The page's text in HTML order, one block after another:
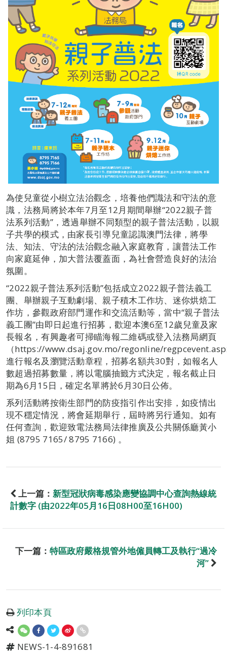
為使兒童從小樹立法治觀念，培養他們識法和守法的意
識，法務局將於本年7月至12月期間舉辦“2022親子普
法系列活動”，透過舉辦不同類型的親子普法活動，以親
子共學的模式，由家長引導兒童認識澳門法律，將學
法、知法、守法的法治觀念融入家庭教育，讓普法工作
向家庭延伸，加大普法覆蓋面，為社會營造良好的法治
氛圍。
“2022親子普法系列活動”包括成立2022親子普法義工
團、舉辦親子互動劇場、親子積木工作坊、迷你烘焙工
作坊，參觀政府部門運作和交流活動等，當中“親子普法
義工團”由即日起進行招募，歡迎本澳6至12歲兒童及家
長報名，有興趣者可掃瞄海報二維碼或登入法務局網頁
（https://www.dsaj.gov.mo/regonline/
進行報名及瀏覽活動章程，招募名額共30對，如報名人
數超過招募數量，將以電腦抽籤方式決定，報名截止日
期為6月15日，確定名單將於6月30日公佈。
系列活動將按衛生部門的防疫指引作出安排，如疫情出
現不穩定情況，將會延期舉行，屆時將另行通知。如有
任何查詢，歡迎致電法務局法律推廣及公共關係廳黃小
姐 (8795 7165/ 8795 7166) 。
上一篇： 新型冠狀病毒感染應變協調中心查詢熱線統
計數字 (由2022年05月16日08H00至16H00)
下一篇： 特區政府嚴格規管外地僱員轉工及執行“過冷
河”
列印本頁
NEWS-1-4-891681